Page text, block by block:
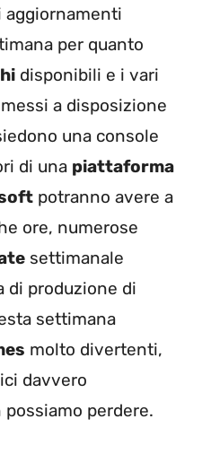
aggiornamenti
per quanto
disponibili e i vari
a disposizione
una console
di una piattaforma
potranno avere a
ore, numerose
settimanale
di produzione di
settimana
molto divertenti,
davvero
perdere.